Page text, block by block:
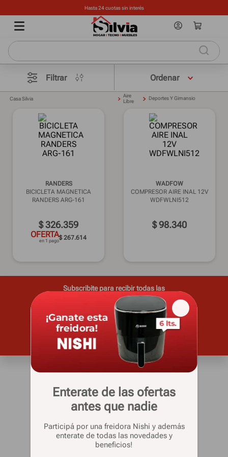
Hasta 24 cuotas sin interés
Enterate de las ofertas
antes que nadie
Participá por una freidora Nishi y además
enterate de todas las novedades y
beneficios!
Filtrar
Casa Silvia
Aire
Libre
Deportes Y Gimansio
RANDERS
BICICLETA MAGNETICA
RANDERS ARG-161
$326.359
OFERTA
en 1 pago$ 267.614
WADFOW
COMPRESOR AIRE INAL 12V
WDFWLNI512
$98.340
Subscribite para recibir todas las
novedades y ofertas
Casa Silvia
Quienes somos
Sucursales
Informacion